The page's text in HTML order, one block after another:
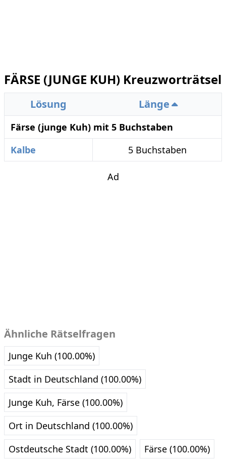
FÄRSE (JUNGE KUH) Kreuzworträtsel
Lösung Länge
Färse (junge Kuh) mit 5 Buchstaben
Kalbe
5 Buchstaben
Ad
Ähnliche Rätselfragen
Junge Kuh (100.00%)
Stadt in Deutschland (100.00%)
Junge Kuh, Färse (100.00%)
Ort in Deutschland (100.00%)
Ostdeutsche Stadt (100.00%)
Färse (100.00%)